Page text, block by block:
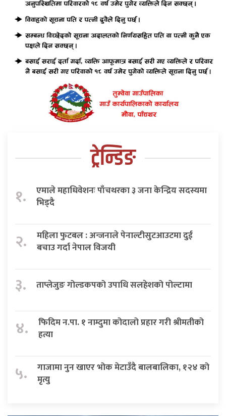
ट्रेन्डिङ
१.
एमाले महाधिवेशनः पाँचथरका ३ जना केन्द्रिय सदस्यमा
भिड्दै
२.
महिला फुटबल : अन्जनाले पेनाल्टीसुटआउटमा दुई
बचाउ गर्दा नेपाल विजयी
३. ताप्लेजुङ गोल्डकपको उपाधि सलहेशको पोल्टामा
४.
फिदिम न.पा. १ नाम्दुमा कोदालो प्रहार गरी श्रीमतीको
हत्या
५.
गाजामा नुन खाएर भोक मेटाउँदै बालबालिका, १२४ को
मृत्यु